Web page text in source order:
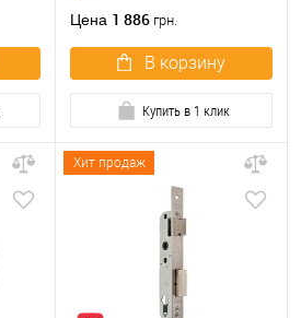
Цена 1 886 грн.
В корзину
Купить в 1 клик
Хит продаж